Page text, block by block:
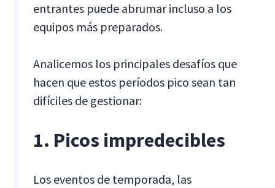
entrantes puede abrumar incluso a los
equipos más preparados.
Analicemos los principales desafíos que
hacen que estos períodos pico sean tan
difíciles de gestionar:
1. Picos impredecibles
Los eventos de temporada, las